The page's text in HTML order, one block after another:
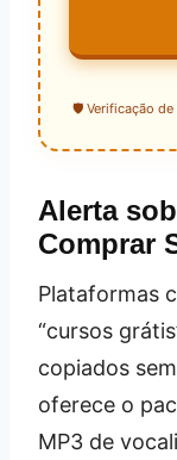
🛡️ Verificação de
Alerta
Comprar
Plataformas
“cursos
copiados
oferece o
MP3 de